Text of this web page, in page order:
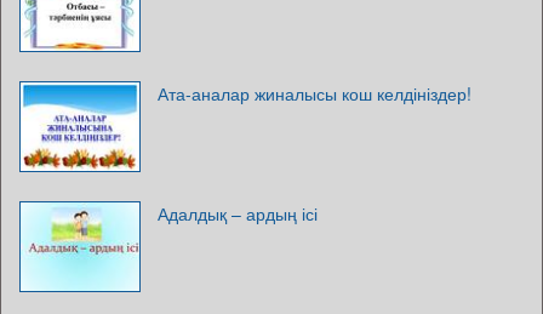
Ата-аналар жиналысы кош келдініздер!
Адалдық – ардың ісі